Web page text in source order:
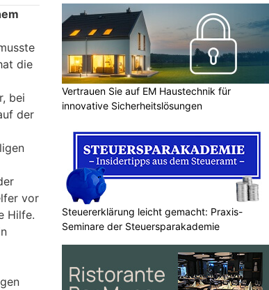
die
bei
der
vor
Hilfe.
Vertrauen Sie auf EM Haustechnik für
innovative Sicherheitslösungen
Steuererklärung leicht gemacht: Praxis-
Seminare der Steuersparakademie